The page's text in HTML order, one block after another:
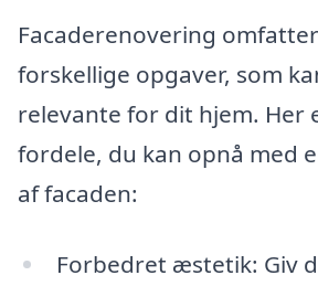
Facaderenovering
forskellige opgaver, som
relevante for dit hjem. Her
fordele, du kan opnå med
af facaden:
Forbedret æstetik: Giv